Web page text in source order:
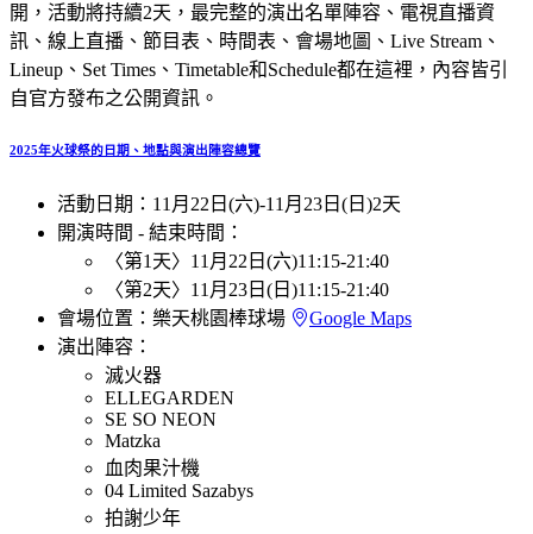
開，活動將持續2天，最完整的演出名單陣容、電視直播資
訊、線上直播、節目表、時間表、會場地圖、Live Stream、
Lineup、Set Times、Timetable和Schedule都在這裡，內容皆引
自官方發布之公開資訊。
2025年火球祭的日期、地點與演出陣容總覽
活動日期： 11月22日(六)-11月23日(日)2天
開演時間 - 結束時間：
〈第1天〉 11月22日(六)11:15-21:40
〈第2天〉 11月23日(日)11:15-21:40
會場位置： 樂天桃園棒球場
Google Maps
演出陣容：
滅火器
ELLEGARDEN
SE SO NEON
Matzka
血肉果汁機
04 Limited Sazabys
拍謝少年